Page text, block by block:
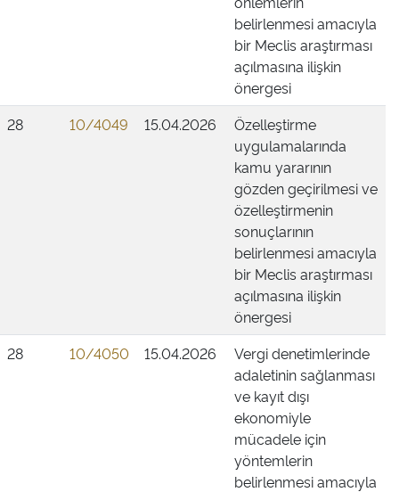
belirlenmesi amacıyla
bir Meclis araştırması
açılmasına ilişkin
önergesi
28
10/4049 15.04.2026
Özelleştirme
uygulamalarında
kamu yararının
gözden geçirilmesi ve
özelleştirmenin
sonuçlarının
belirlenmesi amacıyla
bir Meclis araştırması
açılmasına ilişkin
önergesi
28
10/4050 15.04.2026
Vergi denetimlerinde
adaletinin sağlanması
ve kayıt dışı
ekonomiyle
mücadele için
yöntemlerin
belirlenmesi amacıyla